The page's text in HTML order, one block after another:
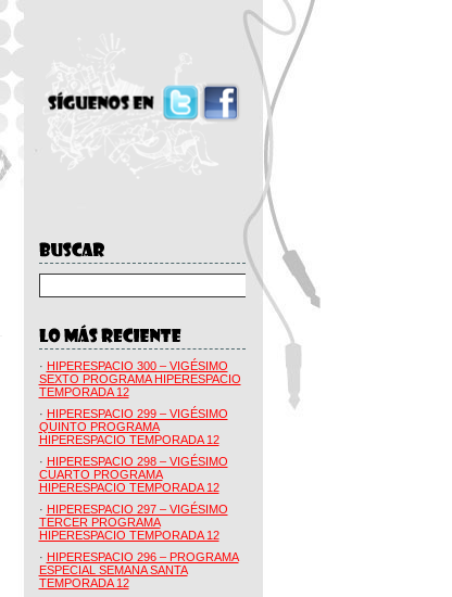
· HIPERESPACIO 300 – VIGÉSIMO
SEXTO PROGRAMA HIPERESPACIO
TEMPORADA 12
· HIPERESPACIO 299 – VIGÉSIMO
QUINTO PROGRAMA
HIPERESPACIO TEMPORADA 12
· HIPERESPACIO 298 – VIGÉSIMO
CUARTO PROGRAMA
HIPERESPACIO TEMPORADA 12
· HIPERESPACIO 297 – VIGÉSIMO
TERCER PROGRAMA
HIPERESPACIO TEMPORADA 12
· HIPERESPACIO 296 – PROGRAMA
ESPECIAL SEMANA SANTA
TEMPORADA 12